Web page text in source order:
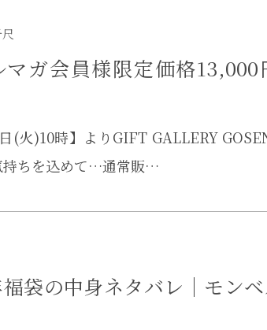
ガ会員様限定価格
(火)10時】よりGIFT GALLERY
持ちを込めて…通常販…
袋の中身ネタバレ｜モン